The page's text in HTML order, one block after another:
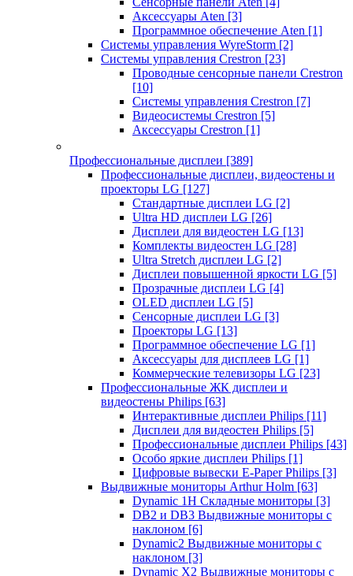
Аксессуары Aten [3]
Программное обеспечение Aten [1]
Системы управления WyreStorm [2]
Системы управления Crestron [23]
Проводные сенсорные панели Crestron
[10]
Системы управления Crestron [7]
Видеосистемы Crestron [5]
Аксессуары Crestron [1]
Профессиональные дисплеи [389]
Профессиональные дисплеи, видеостены и
проекторы LG [127]
Стандартные дисплеи LG [2]
Ultra HD дисплеи LG [26]
Дисплеи для видеостен LG [13]
Комплекты видеостен LG [28]
Ultra Stretch дисплеи LG [2]
Дисплеи повышенной яркости LG [5]
Прозрачные дисплеи LG [4]
OLED дисплеи LG [5]
Сенсорные дисплеи LG [3]
Проекторы LG [13]
Программное обеспечение LG [1]
Аксессуары для дисплеев LG [1]
Коммерческие телевизоры LG [23]
Профессиональные ЖК дисплеи и
видеостены Philips [63]
Интерактивные дисплеи Philips [11]
Дисплеи для видеостен Philips [5]
Профессиональные дисплеи Philips [43]
Особо яркие дисплеи Philips [1]
Цифровые вывески E-Paper Philips [3]
Выдвижные мониторы Arthur Holm [63]
Dynamic 1Н Складные мониторы [3]
DB2 и DB3 Выдвижные мониторы с
наклоном [6]
Dynamic2 Выдвижные мониторы с
наклоном [3]
Dynamic X2 Выдвижные мониторы с